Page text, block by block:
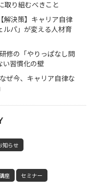
取り組むべきこと
解決策】キャリア自律
ルパ」が変える人材育
修の「やりっぱなし問
い習慣化の壁
ぜ今、キャリア自律な
知らせ
座 セミナー